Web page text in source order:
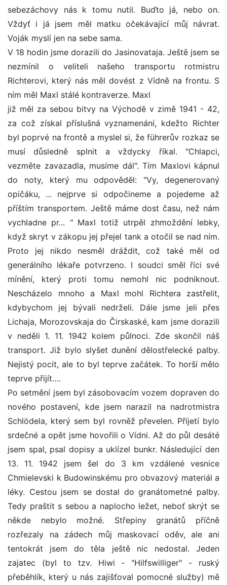
sebezáchovy nás k tomu nutil. Buďto já, nebo on.
Vždyť i já jsem měl matku očekávající můj návrat.
Voják myslí jen na sebe sama.
V 18 hodin jsme dorazili do Jasinovataja. Ještě jsem se
nezmínil o veliteli našeho transportu rotmistru
Richterovi, který nás měl dovést z Vídně na frontu. S
ním měl Maxl stálé kontraverze. Maxl
již měl za sebou bitvy na Východě v zimě 1941 - 42,
za což získal příslušná vyznamenání, kdežto Richter
byl poprvé na frontě a myslel si, že führerův rozkaz se
musí důsledně splnit a vždycky říkal. "Chlapci,
vezměte zavazadla, musíme dál". Tím Maxlovi kápnul
do noty, který mu odpověděl: "Vy, degenerovaný
opičáku, ... nejprve si odpočineme a pojedeme až
příštím transportem. Ještě máme dost času, než nám
vychladne pr... " Maxl totiž utrpěl zhmoždění lebky,
když skryt v zákopu jej přejel tank a otočil se nad ním.
Proto jej nikdo nesměl dráždit, což také měl od
generálního lékaře potvrzeno. I soudci směl říci své
mínění, který proti tomu nemohl nic podniknout.
Nescházelo mnoho a Maxl mohl Richtera zastřelit,
kdybychom jej bývali nedrželi. Dále jsme jeli přes
Lichaja, Morozovskaja do Čirskaské, kam jsme dorazili
v neděli 1. 11. 1942 kolem půlnoci. Zde skončil náš
transport. Již bylo slyšet dunění dělostřelecké palby.
Nejistý pocit, ale to byl teprve začátek. To horší mělo
teprve přijít….
Po setmění jsem byl zásobovacím vozem dopraven do
nového postavení, kde jsem narazil na nadrotmistra
Schlödela, který sem byl rovněž převelen. Přijetí bylo
srdečné a opět jsme hovořili o Vídni. Až do půl desáté
jsem spal, psal dopisy a uklízel bunkr. Následující den
13. 11. 1942 jsem šel do 3 km vzdálené vesnice
Chmielevski k Budowinskému pro obvazový materiál a
léky. Cestou jsem se dostal do granátometné palby.
Tedy praštit s sebou a naplocho ležet, neboť skrýt se
někde nebylo možné. Střepiny granátů příčně
rozřezaly na zádech můj maskovací oděv, ale ani
tentokrát jsem do těla ještě nic nedostal. Jeden
zajatec (byl to tzv. Hiwi - "Hilfswilliger" - ruský
přeběhlík, který u nás zajišťoval pomocné služby) mě